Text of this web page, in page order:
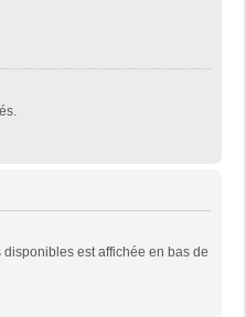
est affichée en bas de